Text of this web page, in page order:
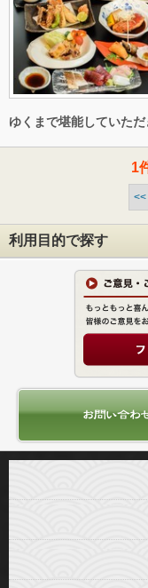
ゆくまで堪能していただ
1
<<
利用目的で探す